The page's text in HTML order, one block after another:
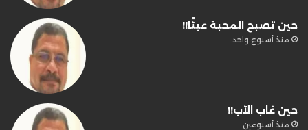
حين تصبح المحبة عبئًا!!
منذ أسبوع واحد
حين غاب الأب!!
منذ أسبوعين